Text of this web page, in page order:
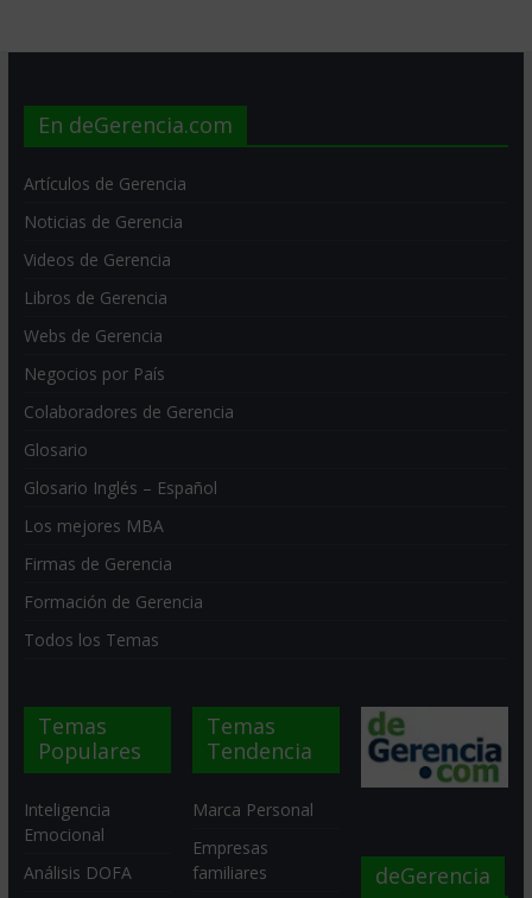
En deGerencia.com
Artículos de Gerencia
Noticias de Gerencia
Videos de Gerencia
Libros de Gerencia
Webs de Gerencia
Negocios por País
Colaboradores de Gerencia
Glosario
Glosario Inglés – Español
Los mejores MBA
Firmas de Gerencia
Formación de Gerencia
Todos los Temas
Temas
Populares
Inteligencia
Emocional
Análisis DOFA
Temas
Tendencia
Marca Personal
Empresas
familiares
deGerencia